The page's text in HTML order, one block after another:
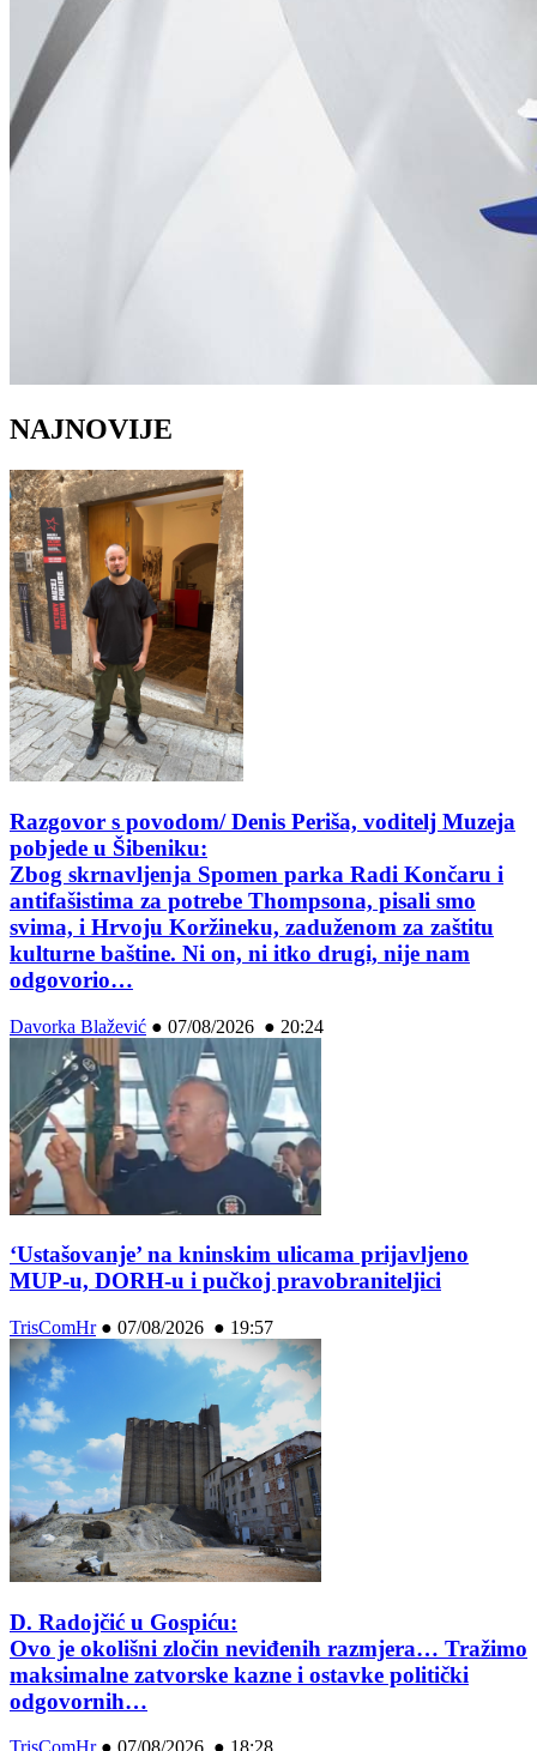
NAJNOVIJE
Razgovor s povodom/ Denis Periša, voditelj Muzeja
pobjede u Šibeniku:
Zbog skrnavljenja Spomen parka Radi Končaru i
antifašistima za potrebe Thompsona, pisali smo
svima, i Hrvoju Koržineku, zaduženom za zaštitu
kulturne baštine. Ni on, ni itko drugi, nije nam
odgovorio…
Davorka Blažević ● 07/08/2026 ● 20:24
‘Ustašovanje’ na kninskim ulicama prijavljeno
MUP-u, DORH-u i pučkoj pravobraniteljici
TrisComHr● 07/08/2026 ● 19:57
D. Radojčić u Gospiću:
Ovo je okolišni zločin neviđenih razmjera… Tražimo
maksimalne zatvorske kazne i ostavke politički
odgovornih…